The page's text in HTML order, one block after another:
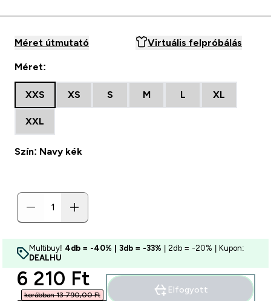
Méret útmutató Virtuális felpróbálás
Méret:
XXS XS S M L XL
XXL
Szín: Navy kék
Multibuy! 4db = -40% | 3db = -33% | 2db = -20% | Kupon:
DEALHU
discounted price
6 210 Ft‎
korábban 13 790,00 Ft‎
Elfogyott